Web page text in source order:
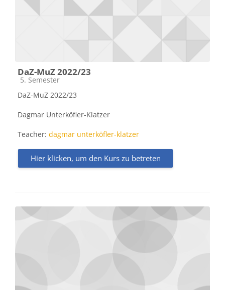
DaZ-MuZ 2022/23
Kursbereich
5. Semester
DaZ-MuZ 2022/23
Dagmar Unterköfler-Klatzer
Teacher: dagmar unterköfler-klatzer
Hier klicken, um den Kurs zu betreten